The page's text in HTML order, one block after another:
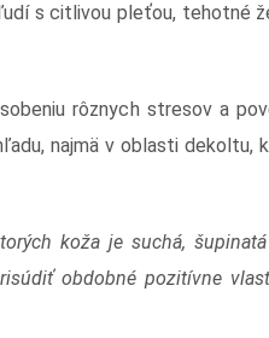
s citlivou pleťou, tehotné
rôznych stresov a
najmä v oblasti dekoltu,
koža je suchá,
obdobné pozitívne